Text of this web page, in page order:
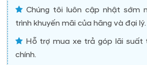
Chúng tôi luôn cập nhật sớm
trình khuyến mãi của hãng và đại lý.
Hỗ trợ mua xe trả góp lãi
chính.